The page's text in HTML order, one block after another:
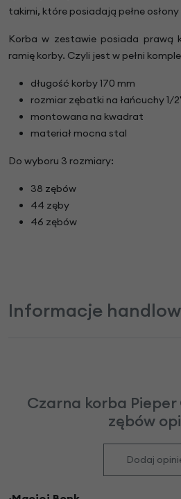
takimi, które posiadają pełne
Korba w zestawie posiada prawą
ramię korby. Czyli jest w pełni
długość korby 170 mm
rozmiar zębatki na łańcuchy 1/
montowana na kwadrat
materiał mocna stal
Do wyboru 3 rozmiary:
38 zębów
44 zęby
46 zębów
Informacje
Czarna korba Pieper
zębów
Dodaj